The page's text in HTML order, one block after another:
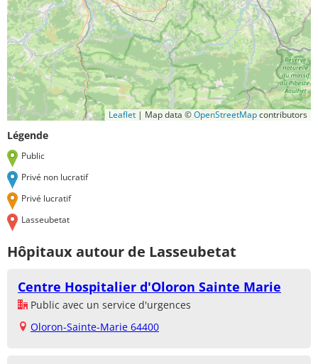
Leaflet | Map data ©OpenStreetMapcontributors
Légende
Public
Privé non lucratif
Privé lucratif
Lasseubetat
Hôpitaux autour de Lasseubetat
Centre Hospitalier d'Oloron Sainte Marie
Public avec un service d'urgences
Oloron-Sainte-Marie 64400